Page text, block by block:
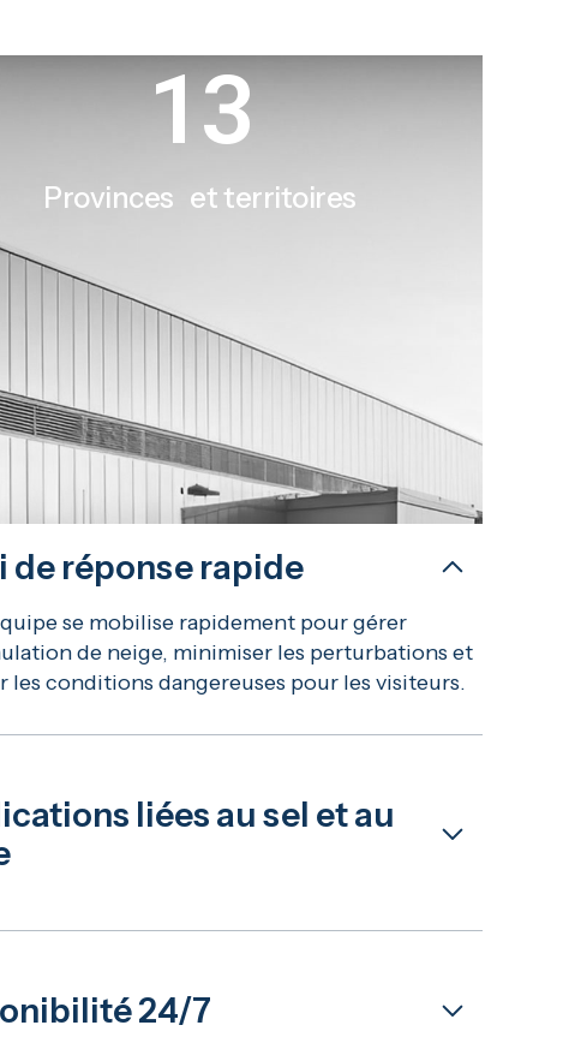
13
Provinces et territoires
de réponse rapide
se mobilise rapidement pour gérer
de neige, minimiser les perturbations et
les conditions dangereuses pour les visiteurs.
liées au sel et au
de glace, réduisant ainsi les risques de
24/7